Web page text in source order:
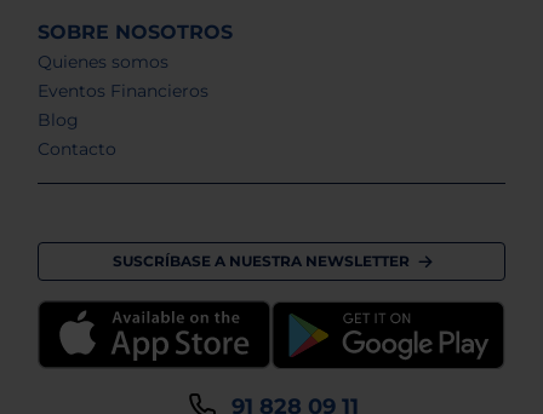
SOBRE NOSOTROS
Quienes somos
Eventos Financieros
Blog
Contacto
SUSCRÍBASE A NUESTRA NEWSLETTER
91 828 09 11